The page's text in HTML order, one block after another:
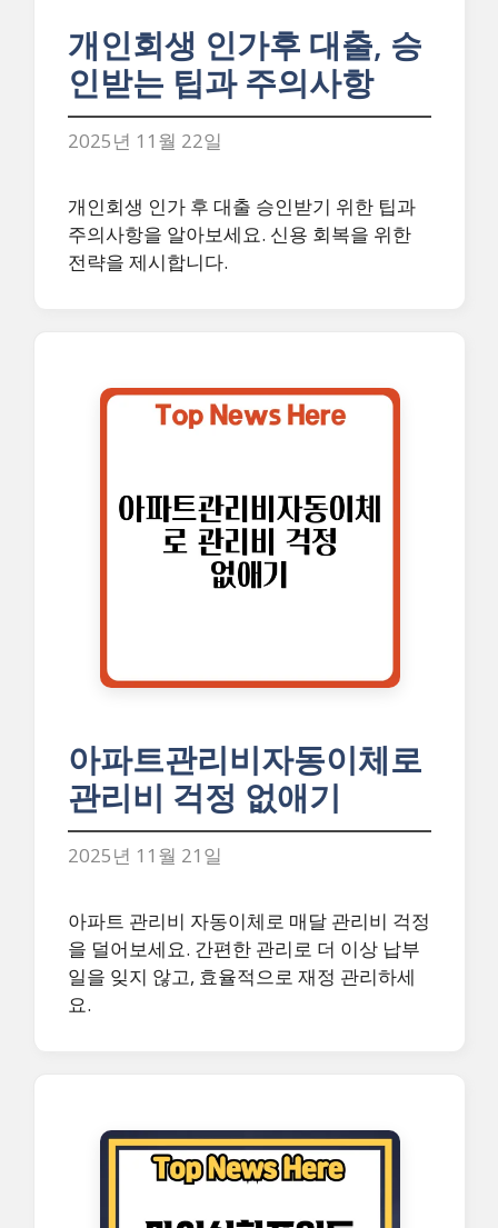
개인회생 인가후 대출, 승
인받는 팁과 주의사항
2025년 11월 22일
개인회생 인가 후 대출 승인받기 위한 팁과
주의사항을 알아보세요. 신용 회복을 위한
전략을 제시합니다.
아파트관리비자동이체로
관리비 걱정 없애기
2025년 11월 21일
아파트 관리비 자동이체로 매달 관리비 걱정
을 덜어보세요. 간편한 관리로 더 이상 납부
일을 잊지 않고, 효율적으로 재정 관리하세
요.